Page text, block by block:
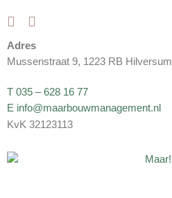
Adres
Mussenstraat 9, 1223 RB Hilversum
T 035 – 628 16 77
E info@maarbouwmanagement.nl
KvK 32123113